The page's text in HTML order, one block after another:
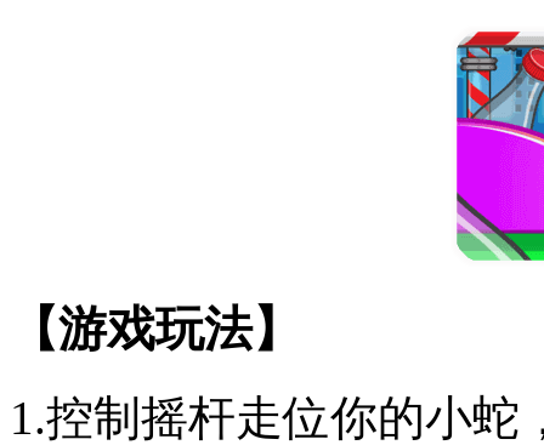
【游戏玩法】
1.控制摇杆走位你的小